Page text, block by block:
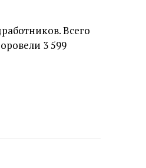
Всего
3 599